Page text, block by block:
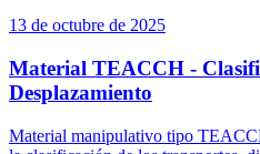
13 de octubre de 2025
Material TEACCH -
Desplazamiento
Material manipulativo tipo